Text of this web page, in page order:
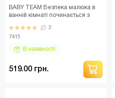
BABY TEAM Безпека малюка в
ванній кімнаті починається з
для безпечного і..
2
7415
В наявності
519.00 грн.